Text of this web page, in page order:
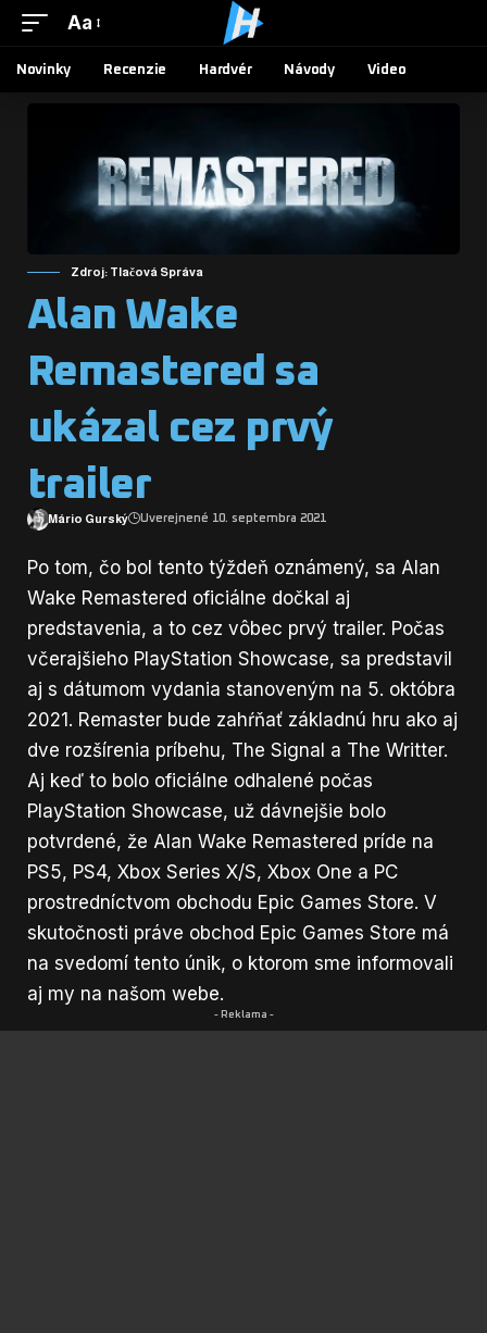
Aa
Novinky Recenzie Hardvér Návody Video
Zdroj: Tlačová Správa
Alan Wake
Remastered sa
ukázal cez prvý
trailer
Mário Gurský Uverejnené 10. septembra 2021
Po tom, čo bol tento týždeň oznámený, sa Alan
Wake Remastered oficiálne dočkal aj
predstavenia, a to cez vôbec prvý trailer. Počas
včerajšieho PlayStation Showcase, sa predstavil
aj s dátumom vydania stanoveným na 5. októbra
2021. Remaster bude zahŕňať základnú hru ako aj
dve rozšírenia príbehu, The Signal a The Writter.
Aj keď to bolo oficiálne odhalené počas
PlayStation Showcase, už dávnejšie bolo
potvrdené, že Alan Wake Remastered príde na
PS5, PS4, Xbox Series X/S, Xbox One a PC
prostredníctvom obchodu Epic Games Store. V
skutočnosti práve obchod Epic Games Store má
na svedomí tento únik, o ktorom sme informovali
aj my na našom webe.
- Reklama -